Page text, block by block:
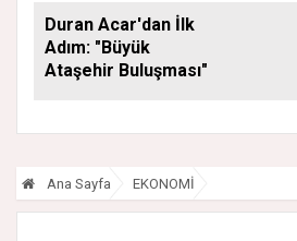
Duran Acar'dan İlk
Adım: "Büyük
Ataşehir Buluşması"
Ana Sayfa EKONOMİ